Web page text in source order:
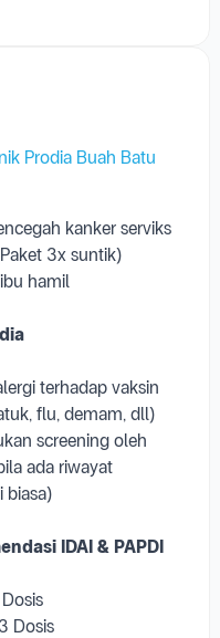
Prodia Buah Batu
kanker serviks
3x suntik)
hamil
terhadap vaksin
flu, demam, dll)
screening oleh
ada riwayat
biasa)
IDAI & PAPDI
Dosis